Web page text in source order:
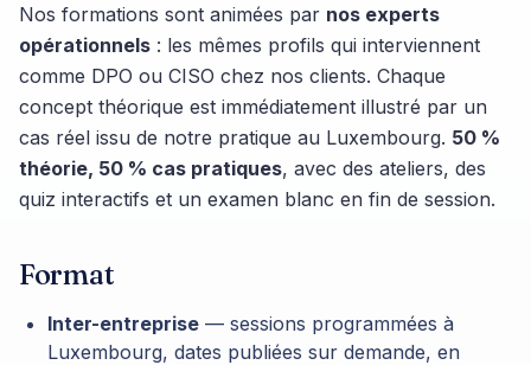
Nos formations sont animées par nos experts
opérationnels : les mêmes profils qui interviennent
comme DPO ou CISO chez nos clients. Chaque
concept théorique est immédiatement illustré par un
cas réel issu de notre pratique au Luxembourg. 50 %
théorie, 50 % cas pratiques, avec des ateliers, des
quiz interactifs et un examen blanc en fin de session.
Format
Inter-entreprise — sessions programmées à
Luxembourg, dates publiées sur demande, en